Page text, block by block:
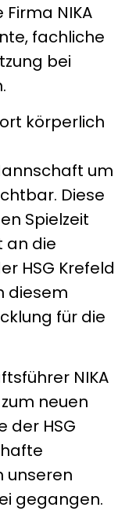
NIKA
fachliche
bei
körperlich
um
Diese
Spielzeit
an die
HSG Krefeld
diesem
für die
NIKA
neuen
der HSG
unseren
gegangen.